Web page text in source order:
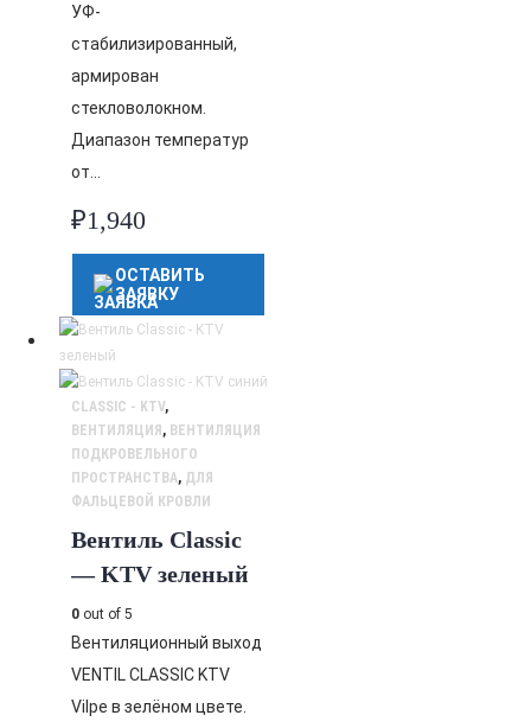
УФ-
стабилизированный,
армирован
стекловолокном.
Диапазон температур
от…
₽1,940
ОСТАВИТЬ
ЗАЯВКУ
CLASSIC - KTV,
ВЕНТИЛЯЦИЯ , ВЕНТИЛЯЦИЯ
ПОДКРОВЕЛЬНОГО
ПРОСТРАНСТВА, ДЛЯ
ФАЛЬЦЕВОЙ КРОВЛИ
Вентиль Classic
— KTV зеленый
0 out of 5
Вентиляционный выход
VENTIL CLASSIC KTV
Vilpe в зелёном цвете.